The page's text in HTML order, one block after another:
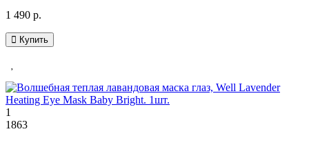
1 490 р.
Купить
1
1863